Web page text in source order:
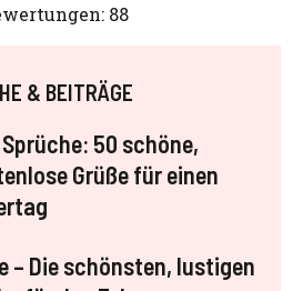
88
& BEITRÄGE
50 schöne,
Grüße für einen
– Die schönsten, lustigen